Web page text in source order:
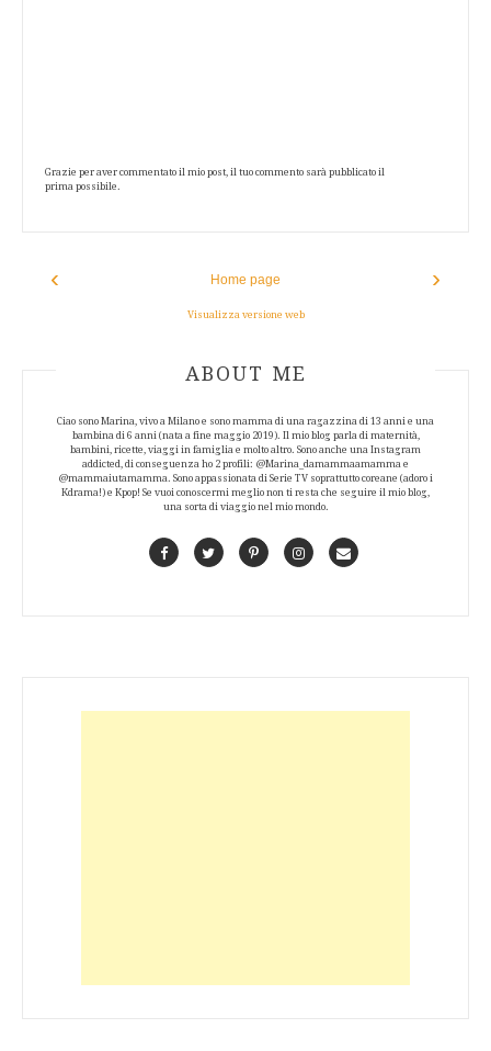
Grazie per aver commentato il mio post, il tuo commento sarà pubblicato il
prima possibile.
‹ ›
Home page
Visualizza versione web
ABOUT AUTHOR
ABOUT ME
Ciao sono Marina, vivo a Milano e sono mamma di una ragazzina di 13 anni e una
bambina di 6 anni (nata a fine maggio 2019). Il mio blog parla di maternità,
bambini, ricette, viaggi in famiglia e molto altro. Sono anche una Instagram
addicted, di conseguenza ho 2 profili: @Marina_damammaamamma e
@mammaiutamamma. Sono appassionata di Serie TV soprattutto coreane (adoro i
Kdrama!) e Kpop! Se vuoi conoscermi meglio non ti resta che seguire il mio blog,
una sorta di viaggio nel mio mondo.
FacebookTwitterPinterestInstagramContact